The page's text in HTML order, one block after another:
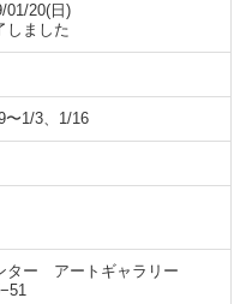
01/20(日)
しました
〜1/3、1/16
ター アートギャラリー